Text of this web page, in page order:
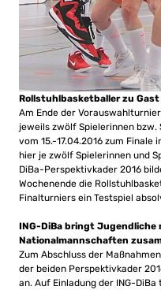
Rollstuhlbasketballer zu Gast
Am Ende der
jeweils zwölf Spielerinnen
vom 15.-17.04.2016 zum
hier je zwölf Spielerinnen und
DiBa-Perspektivkader 2016
Wochenende die
Finalturniers ein Testspiel
ING-DiBa bringt Jugendliche
Nationalmannschaften
Zum Abschluss der
der beiden Perspektivkader
an. Auf Einladung der ING-